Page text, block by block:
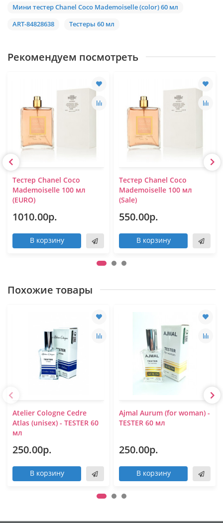
Мини тестер Chanel Coco Mademoiselle (color) 60 мл
ART-84828638
Тестеры 60 мл
Рекомендуем посмотреть
Тестер Chanel Coco
Mademoiselle 100 мл
(EURO)
1010.00р.
В корзину
Тестер Chanel Coco
Mademoiselle 100 мл
(Sale)
550.00р.
В корзину
Похожие товары
Atelier Cologne Cedre
Atlas (unisex) - TESTER 60
мл
250.00р.
В корзину
Ajmal Aurum (for woman) -
TESTER 60 мл
250.00р.
В корзину